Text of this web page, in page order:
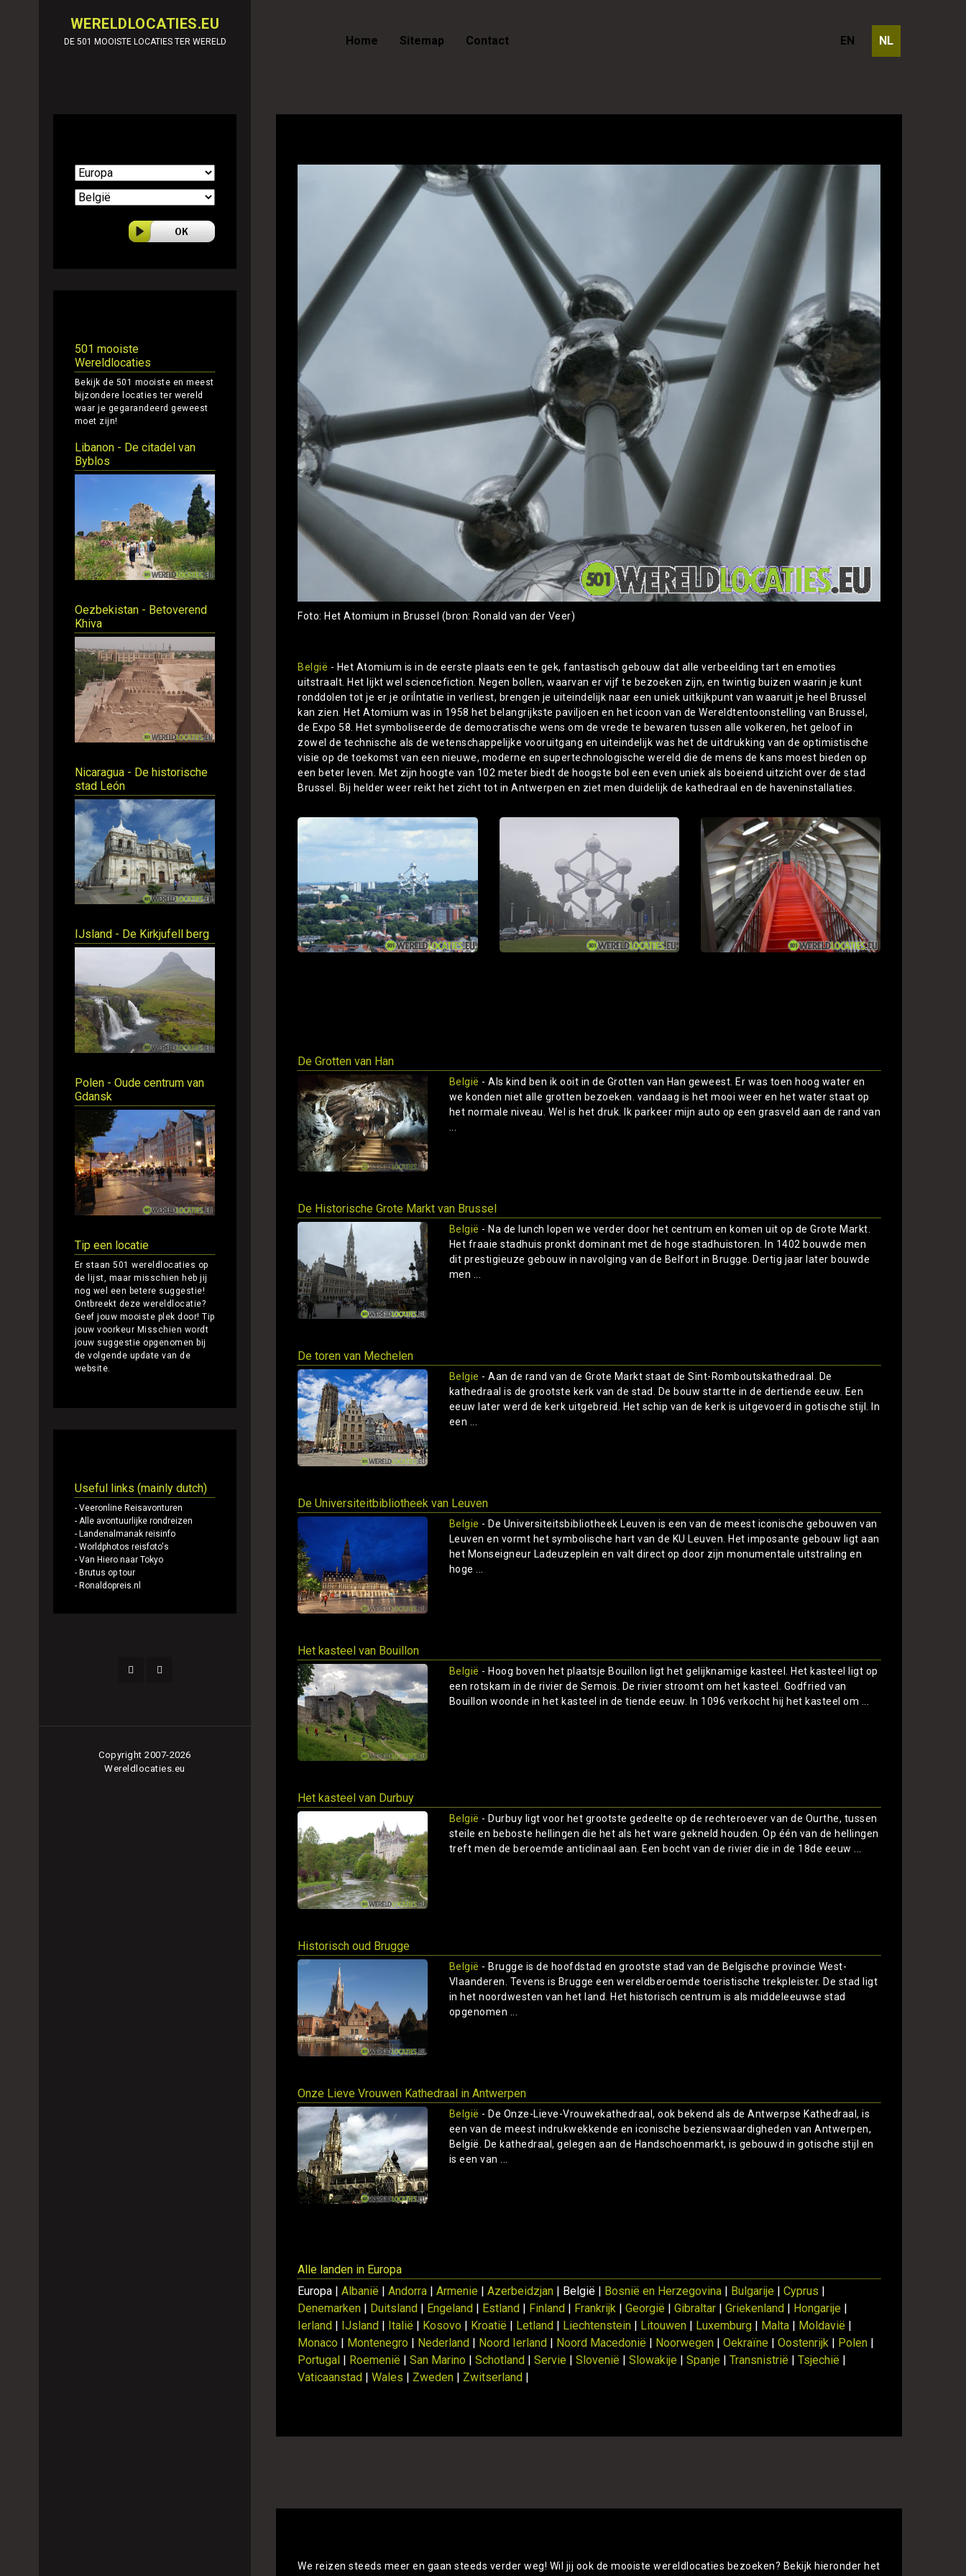
WERELDLOCATIES.EU
DE 501 MOOISTE LOCATIES TER WERELD
501 mooiste
Wereldlocaties
Bekijk de 501 mooiste en meest
bijzondere locaties ter wereld
waar je gegarandeerd geweest
moet zijn!
Libanon - De citadel van
Byblos
Oezbekistan - Betoverend
Khiva
Nicaragua - De historische
stad León
IJsland - De Kirkjufell berg
Polen - Oude centrum van
Gdansk
Tip een locatie
Er staan 501 wereldlocaties op
de lijst, maar misschien heb jij
nog wel een betere suggestie!
Ontbreekt deze wereldlocatie?
Geef jouw mooiste plek door!Tip
jouw voorkeur Misschien wordt
jouw suggestie opgenomen bij
de volgende update van de
website.
Useful links (mainly dutch)
- Veeronline Reisavonturen
- Alle avontuurlijke rondreizen
- Landenalmanak reisinfo
- Worldphotos reisfoto's
- Van Hiero naar Tokyo
- Brutus op tour
- Ronaldopreis.nl
Copyright 2007-2026
Wereldlocaties.eu
Home Sitemap Contact NL
EN
Foto: Het Atomium in Brussel (bron: Ronald van der Veer)
België - Het Atomium is in de eerste plaats een te gek, fantastisch gebouw dat alle verbeelding tart en emoties
uitstraalt. Het lijkt wel sciencefiction. Negen bollen, waarvan er vijf te bezoeken zijn, en twintig buizen waarin je kunt
ronddolen tot je er je oriÎntatie in verliest, brengen je uiteindelijk naar een uniek uitkijkpunt van waaruit je heel Brussel
kan zien. Het Atomium was in 1958 het belangrijkste paviljoen en het icoon van de Wereldtentoonstelling van Brussel,
de Expo 58. Het symboliseerde de democratische wens om de vrede te bewaren tussen alle volkeren, het geloof in
zowel de technische als de wetenschappelijke vooruitgang en uiteindelijk was het de uitdrukking van de optimistische
visie op de toekomst van een nieuwe, moderne en supertechnologische wereld die de mens de kans moest bieden op
een beter leven. Met zijn hoogte van 102 meter biedt de hoogste bol een even uniek als boeiend uitzicht over de stad
Brussel. Bij helder weer reikt het zicht tot in Antwerpen en ziet men duidelijk de kathedraal en de haveninstallaties.
De Grotten van Han
België - Als kind ben ik ooit in de Grotten van Han geweest. Er was toen hoog water en
we konden niet alle grotten bezoeken. vandaag is het mooi weer en het water staat op
het normale niveau. Wel is het druk. Ik parkeer mijn auto op een grasveld aan de rand van
De Historische Grote Markt van Brussel
België - Na de lunch lopen we verder door het centrum en komen uit op de Grote Markt.
Het fraaie stadhuis pronkt dominant met de hoge stadhuistoren. In 1402 bouwde men
dit prestigieuze gebouw in navolging van de Belfort in Brugge. Dertig jaar later bouwde
men ...
De toren van Mechelen
Belgie - Aan de rand van de Grote Markt staat de Sint-Romboutskathedraal. De
kathedraal is de grootste kerk van de stad. De bouw startte in de dertiende eeuw. Een
eeuw later werd de kerk uitgebreid. Het schip van de kerk is uitgevoerd in gotische stijl. In
een ...
De Universiteitbibliotheek van Leuven
Belgie - De Universiteitsbibliotheek Leuven is een van de meest iconische gebouwen van
Leuven en vormt het symbolische hart van de KU Leuven. Het imposante gebouw ligt aan
het Monseigneur Ladeuzeplein en valt direct op door zijn monumentale uitstraling en
hoge ...
Het kasteel van Bouillon
België - Hoog boven het plaatsje Bouillon ligt het gelijknamige kasteel. Het kasteel ligt op
een rotskam in de rivier de Semois. De rivier stroomt om het kasteel. Godfried van
Bouillon woonde in het kasteel in de tiende eeuw. In 1096 verkocht hij het kasteel om ...
Het kasteel van Durbuy
België - Durbuy ligt voor het grootste gedeelte op de rechteroever van de Ourthe, tussen
steile en beboste hellingen die het als het ware gekneld houden. Op één van de hellingen
treft men de beroemde anticlinaal aan. Een bocht van de rivier die in de 18de eeuw ...
Historisch oud Brugge
België - Brugge is de hoofdstad en grootste stad van de Belgische provincie West-
Vlaanderen. Tevens is Brugge een wereldberoemde toeristische trekpleister. De stad ligt
in het noordwesten van het land. Het historisch centrum is als middeleeuwse stad
opgenomen ...
Onze Lieve Vrouwen Kathedraal in Antwerpen
België - De Onze-Lieve-Vrouwekathedraal, ook bekend als de Antwerpse Kathedraal, is
een van de meest indrukwekkende en iconische bezienswaardigheden van Antwerpen,
België. De kathedraal, gelegen aan de Handschoenmarkt, is gebouwd in gotische stijl en
is een van ...
Alle landen in Europa
Europa |Albanië |Andorra |Armenie |Azerbeidzjan | België | Bosnië en Herzegovina | Bulgarije |Cyprus |
Denemarken | Duitsland | Engeland | Estland | Finland | Frankrijk |Georgië |Gibraltar |Griekenland | Hongarije |
Ierland | IJsland | Italië | Kosovo | Kroatië | Letland | Liechtenstein | Litouwen | Luxemburg | Malta | Moldavië |
Monaco | Montenegro | Nederland | Noord Ierland | Noord Macedonië | Noorwegen |Oekraïne |Oostenrijk | Polen |
Portugal | Roemenië |San Marino |Schotland |Servie |Slovenië |Slowakije |Spanje |Transnistrië |Tsjechië |
Vaticaanstad |Wales | Zweden | Zwitserland |
We reizen steeds meer en gaan steeds verder weg! Wil jij ook de mooiste wereldlocaties bezoeken? Bekijk hieronder het